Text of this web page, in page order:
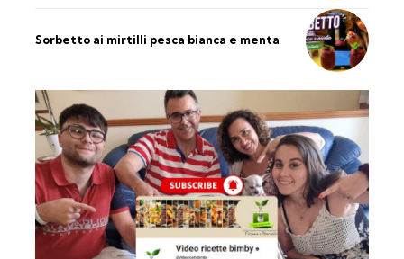
Sorbetto ai mirtilli pesca bianca e menta